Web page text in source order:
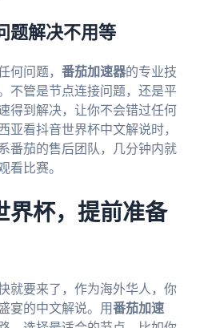
题解决不用等
何问题， 番茄加速器的专业技
不管是节点连接问题，还是平
得到解决，让你不会错过任何
亚看抖音世界杯中文解说时，
番茄的售后团队，几分钟内就
看比赛。
界杯，提前准备
就要来了，作为海外华人，你
宴的中文解说。用番茄加速